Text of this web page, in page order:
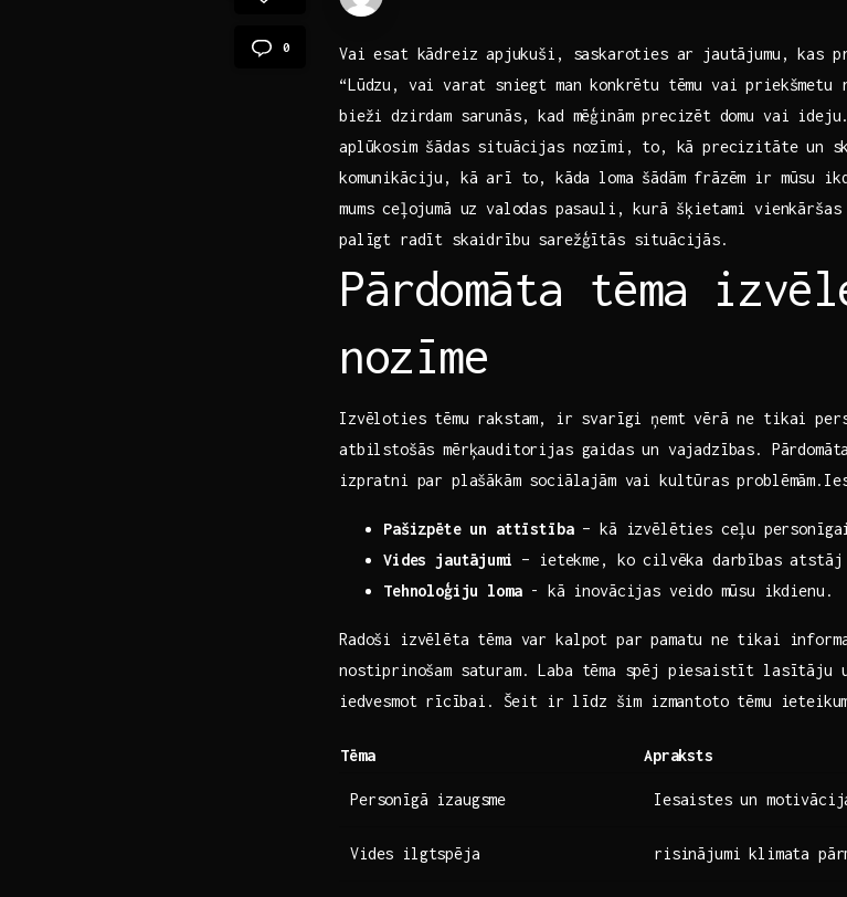
0
Vai esat kādreiz ⁢apjukuši, saskaroties ar jautājumu, kas
“Lūdzu, vai​ varat ⁢sniegt man konkrētu tēmu vai
bieži dzirdam sarunās, ⁤kad mēģinām‍ precizēt ⁢domu vai
aplūkosim šādas situācijas nozīmi, to, ⁣kā precizitāte⁢ un
komunikāciju, kā arī to, ⁣kāda loma šādām frāzēm ir mūsu
mums⁣ ceļojumā‌ uz valodas ⁣pasauli, kurā ‍šķietami
palīgt radīt skaidrību sarežģītās situācijās.
Pārdomāta ‌tēma​
nozīme
Izvēloties tēmu rakstam,⁣ ir svarīgi ņemt vērā ne tikai
atbilstošās mērķauditorijas gaidas ⁤un vajadzības.⁣
izpratni‌ par plašākām⁣ sociālajām vai kultūras
Pašizpēte un attīstība– kā izvēlēties ceļu ⁢personīgai
Vides jautājumi – ietekme, ko cilvēka darbības atstāj
Tehnoloģiju loma-‍ kā inovācijas veido⁣ mūsu‌ ikdienu.
Radoši izvēlēta tēma var kalpot par‌ pamatu ⁣ne ‌tikai
nostiprinošam saturam. Laba tēma ⁤spēj piesaistīt lasītāju‌
⁢iedvesmot ⁢rīcībai. Šeit ir līdz šim ‌izmantoto tēmu
Tēma Apraksts
Personīgā ‌izaugsme Iesaistes un
Vides ilgtspēja risinājumi klimata